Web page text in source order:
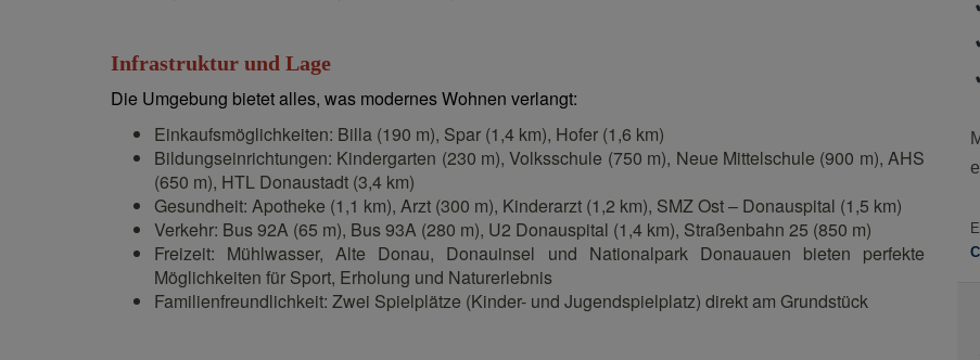
Infrastruktur und Lage
Die Umgebung bietet alles, was modernes Wohnen verlangt:
Einkaufsmöglichkeiten: Billa (190 m), Spar (1,4 km), Hofer (1,6 km)
Bildungseinrichtungen: Kindergarten (230 m), Volksschule (750 m), Neue Mittelschule (900 m), AHS
(650 m), HTL Donaustadt (3,4 km)
Gesundheit: Apotheke (1,1 km), Arzt (300 m), Kinderarzt (1,2 km), SMZ Ost – Donauspital (1,5 km)
Verkehr: Bus 92A (65 m), Bus 93A (280 m), U2 Donauspital (1,4 km), Straßenbahn 25 (850 m)
Freizeit: Mühlwasser, Alte Donau, Donauinsel und Nationalpark Donauauen bieten perfekte
Möglichkeiten für Sport, Erholung und Naturerlebnis
Familienfreundlichkeit: Zwei Spielplätze (Kinder- und Jugendspielplatz) direkt am Grundstück